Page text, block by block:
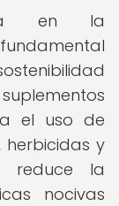
en la
el uso de
herbicidas y
reduce la
nocivas